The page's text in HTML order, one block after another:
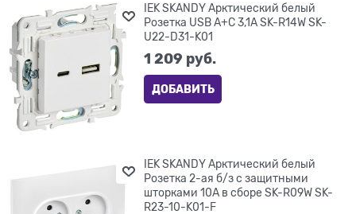
IEK SKANDY Арктический белый
Розетка USB A+C 3,1А SK-R14W SK-
U22-D31-K01
1 209 руб.
ДОБАВИТЬ
IEK SKANDY Арктический белый
Розетка 2-ая б/з с защитными
шторками 10А в сборе SK-R09W SK-
R23-10-K01-F